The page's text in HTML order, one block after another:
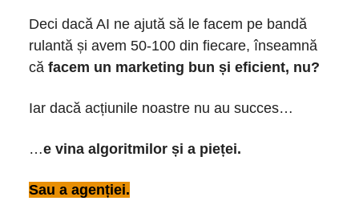
Deci dacă AI ne ajută să le facem pe bandă
rulantă și avem 50-100 din fiecare, înseamnă
că facem un marketing bun și eficient, nu?
Iar dacă acțiunile noastre nu au succes…
…e vina algoritmilor și a pieței.
Sau a agenției.